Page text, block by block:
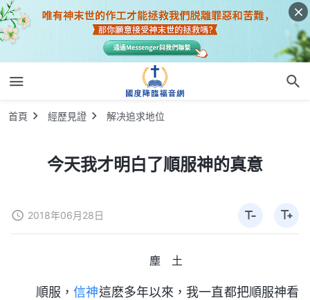
首頁 經歷見證 解决追求地位
今天我才明白了順服神的真意
2018年06月28日
塵 土
順服，信神這麽多年以來，我一直都把順服神看